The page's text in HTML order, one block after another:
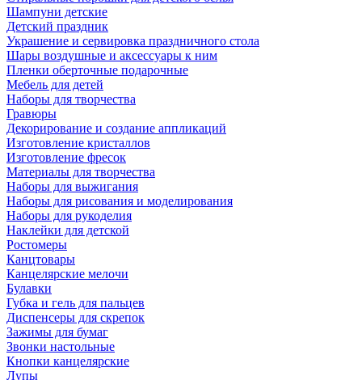
Шампуни детские
Детский праздник
Украшение и сервировка праздничного стола
Шары воздушные и аксессуары к ним
Пленки оберточные подарочные
Мебель для детей
Наборы для творчества
Гравюры
Декорирование и создание аппликаций
Изготовление кристаллов
Изготовление фресок
Материалы для творчества
Наборы для выжигания
Наборы для рисования и моделирования
Наборы для рукоделия
Наклейки для детской
Ростомеры
Канцтовары
Канцелярские мелочи
Булавки
Губка и гель для пальцев
Диспенсеры для скрепок
Зажимы для бумаг
Звонки настольные
Кнопки канцелярские
Лупы